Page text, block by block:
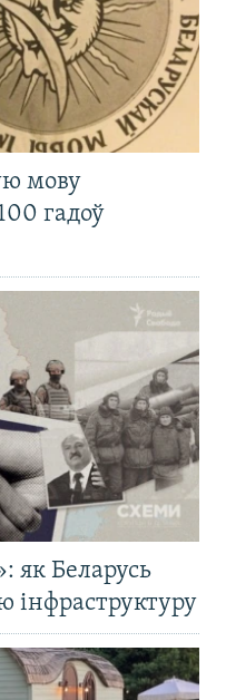
мову
гадоў
як Беларусь
інфраструктуру